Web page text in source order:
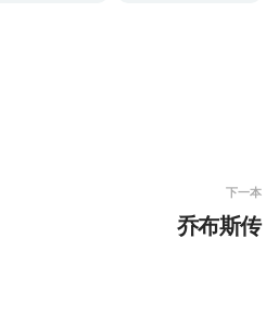
下一本
乔布斯传